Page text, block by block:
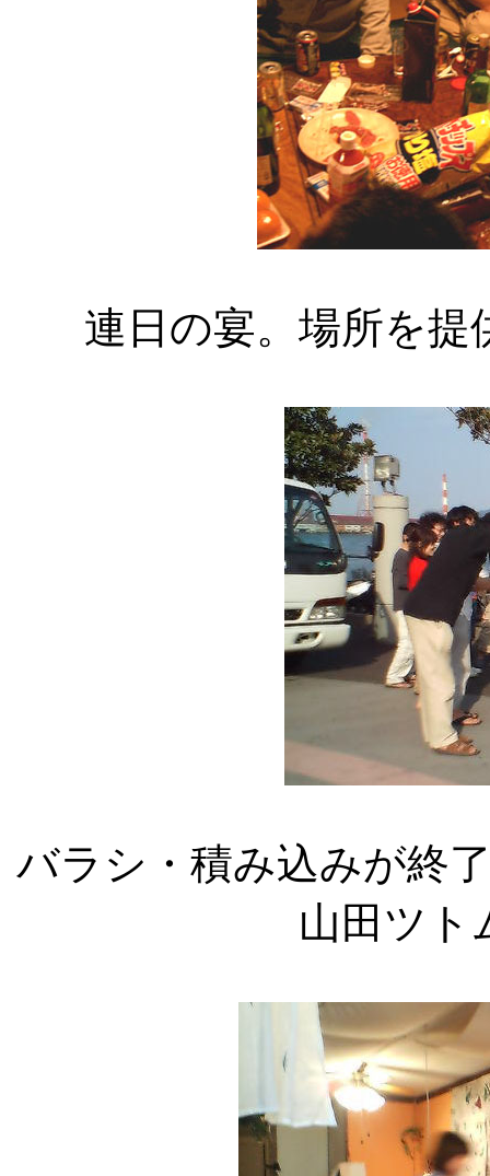
連日の宴。場所を
バラシ・積み込みが終
山田ツト